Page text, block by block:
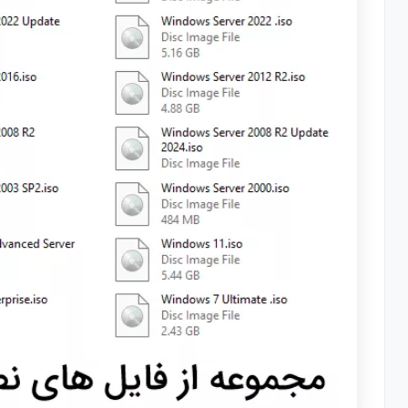
گام پانزدهم نصب ویندوز 11 : تنظیمات حریم خصوصی
گام شانزدهم نصب ویندوز 11 : کامل شدن نصب ویندوز
آموزش نصب ویندوز 10 بصورت تصویری و گام به گام + فیلم
گام اول نصب ویندوز ده : زدن هر کلیدی برای بوت شدن DVD نصب ویندوز
گام دوم نصب ویندوز ده : انتخاب زبان ویندوز و زدن دکمه Next
گام سوم نصب ویندوز ده : انتخاب گزینه Install Now برای شروع فرآیند نصب ویندوز
گام چهارم نصب ویندوز ده : انتخاب نسخه مناسب ویندوز
گام پنجم نصب ویندوز ده : موافقت با قوانین و مقررات
گام ششم نصب ویندوز ده : انتخاب نوع نصب ویندوز
گام هفتم نصب ویندوز ده : انتخاب دیسک و پارتیشن نصب
گام هشتم نصب ویندوز ده : انتخاب کشور محل استفاده
گام نهم نصب ویندوز ده : انتخاب قالب کیبورد و زبان اول